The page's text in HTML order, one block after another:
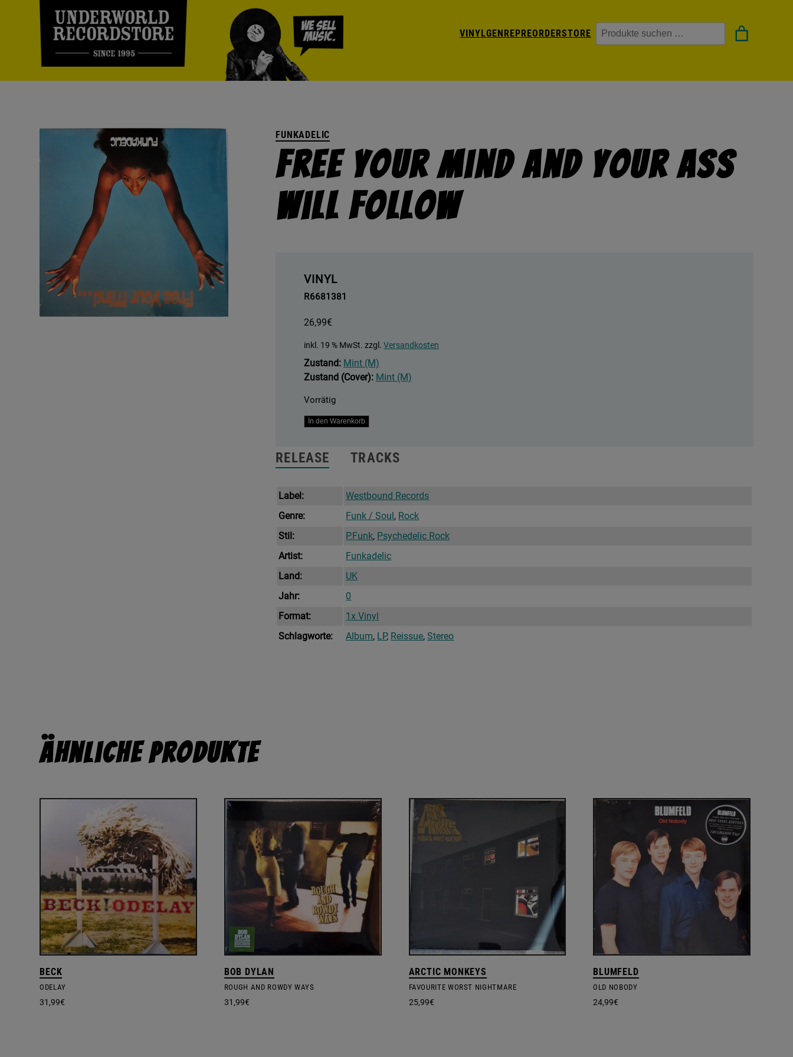
VINYLGENREPREORDERSTORE Suchen
FUNKADELIC
Free Your Mind And Your Ass
Will Follow
VINYL
R6681381
26,99€
inkl. 19 % MwSt. zzgl.Versandkosten
Zustand: Mint (M)
Zustand (Cover): Mint (M)
Vorrätig
Free
Mind
And
Ass
Follow
In den Warenkorb
RELEASE TRACKS
Label:
Westbound Records
Genre:
Funk / Soul , Rock
Stil:
P.Funk, Psychedelic Rock
Artist:
Funkadelic
Land:
UK
Jahr:
0
Format:
1x Vinyl
Schlagworte:
Album, LP, Reissue,Stereo
Ähnliche Produkte
BECK
ODELAY
31,99€
BOB DYLAN
ROUGH AND ROWDY WAYS
31,99€
ARCTIC MONKEYS
FAVOURITE WORST NIGHTMARE
25,99€
BLUMFELD
OLD NOBODY
24,99€